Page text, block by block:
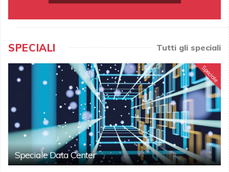
SPECIALI Tutti gli speciali
Speciale
Speciale Data Center